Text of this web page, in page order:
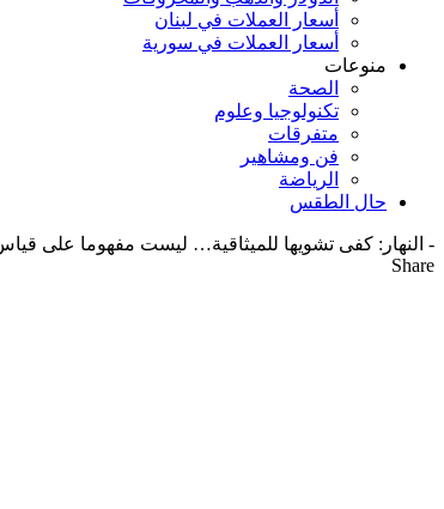
أسعار العملات في لبنان
أسعار العملات في سورية
منوعات
الصحة
تكنولوجيا وعلوم
متفرقات
فن ومشاهير
الرياضة
حال الطقس
- النهار: كفى تشويها للميثاقية… ليست مفهوما على قياس
Share